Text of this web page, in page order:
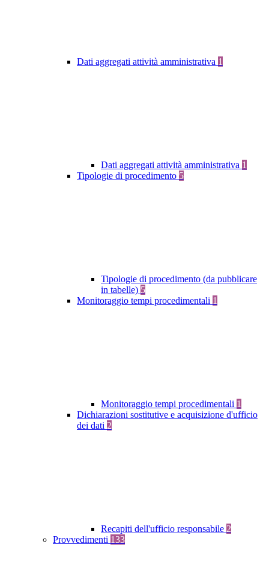
Dati aggregati attività amministrativa 1
Dati aggregati attività amministrativa 1
Tipologie di procedimento 5
Tipologie di procedimento (da pubblicare
in tabelle) 5
Monitoraggio tempi procedimentali 1
Monitoraggio tempi procedimentali 1
Dichiarazioni sostitutive e acquisizione d'ufficio
dei dati 2
Recapiti dell'ufficio responsabile 2
Provvedimenti 133